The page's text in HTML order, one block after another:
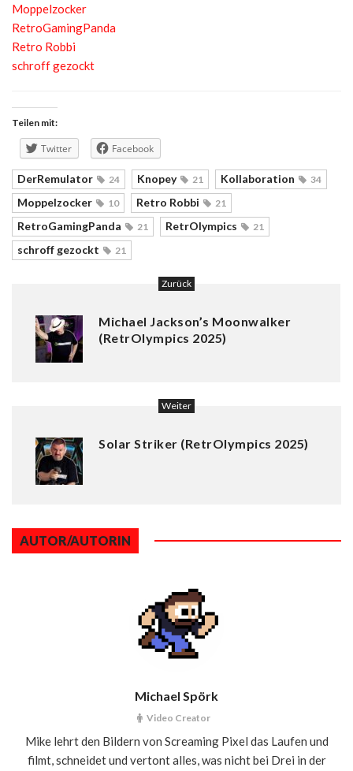
Moppelzocker
RetroGamingPanda
Retro Robbi
schroff gezockt
Teilen mit:
Twitter Facebook
DerRemulator 24 Knopey 21 Kollaboration 34
Moppelzocker 10 Retro Robbi 21
RetroGamingPanda 21 RetrOlympics 21
schroff gezockt 21
Zurück
Michael Jackson’s Moonwalker
(RetrOlympics 2025)
Weiter
Solar Striker (RetrOlympics 2025)
AUTOR/AUTORIN
Michael Spörk
Video Creator
Mike lehrt den Bildern von Screaming Pixel das Laufen und
filmt, schneidet und vertont alles, was nicht bei Drei in der